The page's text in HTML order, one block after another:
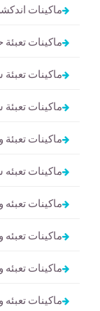
ماكينات
ماكينات
ماكينات تعبئة
ماكينات
ماكينات تعبئة
ماكينات
ماكينات تعبئه
ماكينات
ماكينات
ماكينات